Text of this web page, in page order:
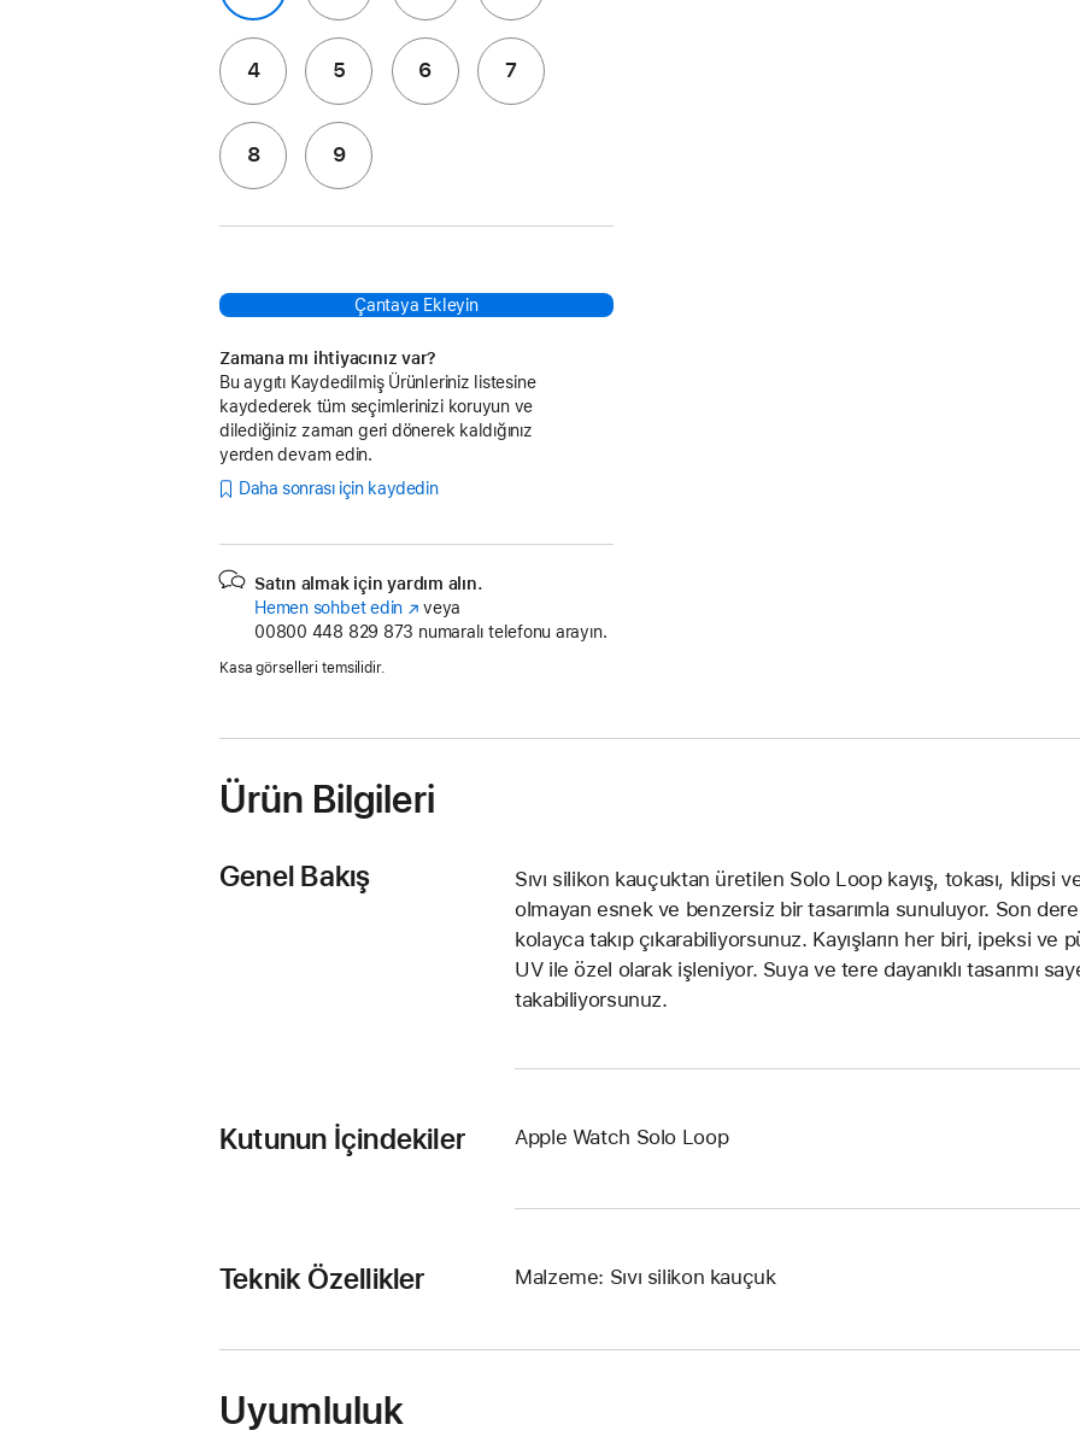
4 5 6 7
8 9
Çantaya Ekleyin
Zamana mı ihtiyacınız var?
Bu aygıtı Kaydedilmiş Ürünleriniz listesine
kaydederek tüm seçimlerinizi koruyun ve
dilediğiniz zaman geri dönerek kaldığınız
yerden devam edin.
Daha sonrası için kaydedin
Satın almak için yardım alın.
Hemen sohbet edin (Yeni
pencerede
veya
00800 448 829 873 numaralı telefonu arayın.
Kasa görselleri temsilidir.
Ürün Bilgileri
Genel Bakış
Sıvı silikon kauçuktan üretilen Solo Loop kayış, tokası, klipsi
olmayan esnek ve benzersiz bir tasarımla sunuluyor. Son
kolayca takıp çıkarabiliyorsunuz. Kayışların her biri, ipeksi ve
UV ile özel olarak işleniyor. Suya ve tere dayanıklı tasarımı
takabiliyorsunuz.
Kutunun İçindekiler Apple Watch Solo Loop
Teknik Özellikler Malzeme: Sıvı silikon kauçuk
Uyumluluk